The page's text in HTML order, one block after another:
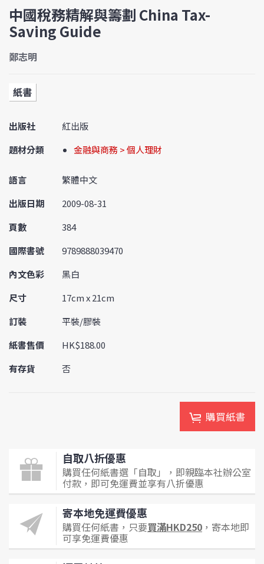
中國稅務精解與籌劃 China Tax-
Saving Guide
鄭志明
紙書
出版社
紅出版
題材分類
金融與商務 > 個人理財
語言
繁體中文
出版日期
2009-08-31
頁數
384
國際書號
9789888039470
內文色彩
黑白
尺寸
17cm x 21cm
訂裝
平裝/膠裝
紙書售價
HK$188.00
有存貨
否
購買紙書
自取八折優惠
購買任何紙書選「自取」，即親臨本社辦公室
付款，即可免運費並享有八折優惠
寄本地免運費優惠
購買任何紙書，只要買滿HKD250 ，寄本地即
可享免運費優惠